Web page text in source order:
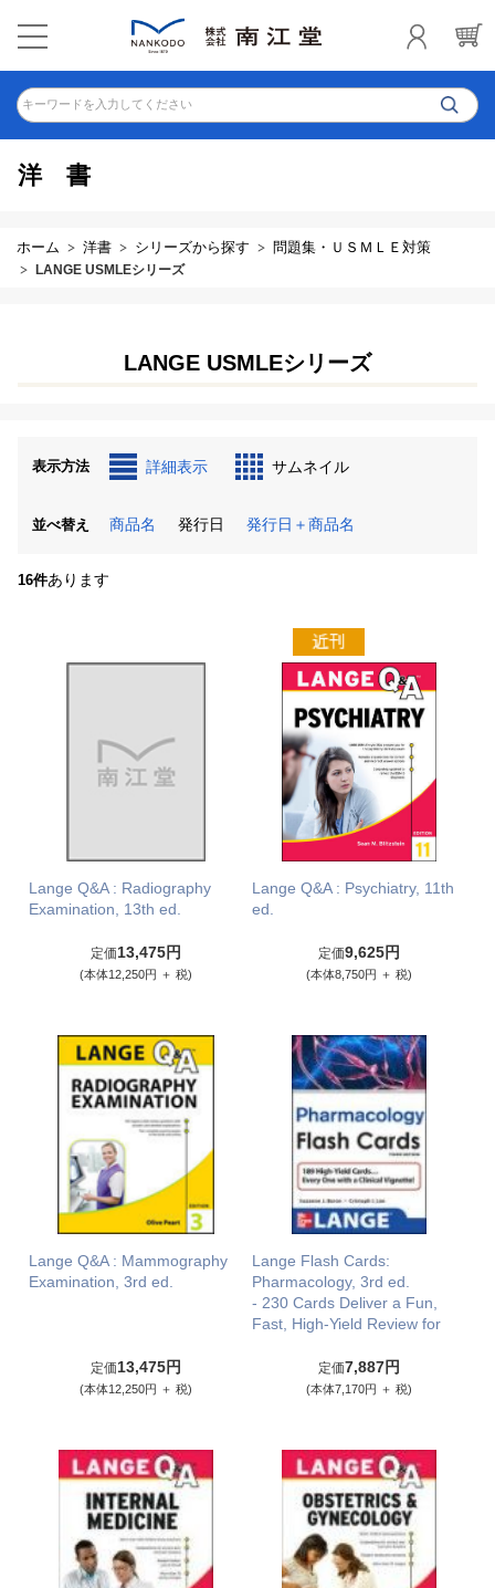
キーワードを入力してください
洋書
ホーム 洋書 シリーズから探す 問題集・ＵＳＭＬＥ対策
LANGE USMLEシリーズ
LANGE USMLEシリーズ
表示方法 詳細表示 サムネイル
並べ替え 商品名 発行日 発行日＋商品名
16件あります
Lange Q&A : Radiography
Examination, 13th ed.
定価13,475円
(本体12,250円 ＋ 税)
Lange Q&A : Psychiatry, 11th
ed.
定価9,625円
(本体8,750円 ＋ 税)
Lange Q&A : Mammography
Examination, 3rd ed.
定価13,475円
(本体12,250円 ＋ 税)
Lange Flash Cards:
Pharmacology, 3rd ed.
- 230 Cards Deliver a Fun,
Fast, High-Yield Review for
定価7,887円
(本体7,170円 ＋ 税)